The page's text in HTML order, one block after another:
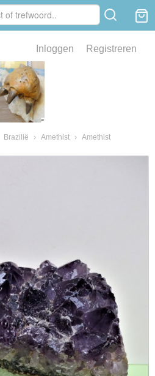
Inloggen Registreren
Brazilië › Amethist › Amethist